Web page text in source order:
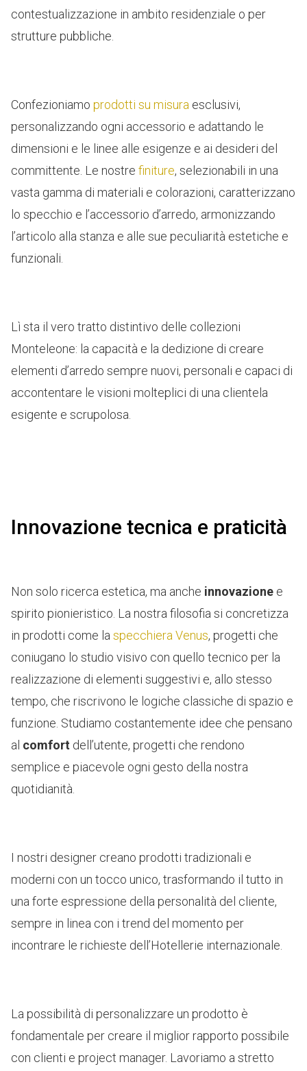
contestualizzazione in ambito residenziale o per
strutture pubbliche.
Confezioniamo prodotti su misura esclusivi,
personalizzando ogni accessorio e adattando le
dimensioni e le linee alle esigenze e ai desideri del
committente. Le nostre finiture, selezionabili in una
vasta gamma di materiali e colorazioni, caratterizzano
lo specchio e l’accessorio d’arredo, armonizzando
l’articolo alla stanza e alle sue peculiarità estetiche e
funzionali.
Lì sta il vero tratto distintivo delle collezioni
Monteleone: la capacità e la dedizione di creare
elementi d’arredo sempre nuovi, personali e capaci di
accontentare le visioni molteplici di una clientela
esigente e scrupolosa.
Innovazione tecnica e praticità
Non solo ricerca estetica, ma anche innovazione e
spirito pionieristico. La nostra filosofia si concretizza
in prodotti come la specchiera Venus, progetti che
coniugano lo studio visivo con quello tecnico per la
realizzazione di elementi suggestivi e, allo stesso
tempo, che riscrivono le logiche classiche di spazio e
funzione. Studiamo costantemente idee che pensano
al comfort dell’utente, progetti che rendono
semplice e piacevole ogni gesto della nostra
quotidianità.
I nostri designer creano prodotti tradizionali e
moderni con un tocco unico, trasformando il tutto in
una forte espressione della personalità del cliente,
sempre in linea con i trend del momento per
incontrare le richieste dell’Hotellerie internazionale.
La possibilità di personalizzare un prodotto è
fondamentale per creare il miglior rapporto possibile
con clienti e project manager. Lavoriamo a stretto